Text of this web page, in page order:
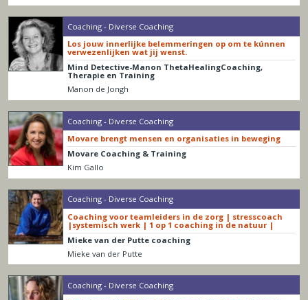
Coaching - Diverse Coaching
Los jouw innerlijke belemmeringen op om te kúnnen
verwezenlijken wat jij wenst.
Mind Detective-Manon ThetaHealingCoaching,
Therapie en Training
Manon de Jongh
Coaching - Diverse Coaching
Movare brengt mensen en organisaties in beweging
Movare Coaching & Training
Kim Gallo
Coaching - Diverse Coaching
Coaching voor teamleiders in de zorg | stresscoach
|systemisch werk | 1 op 1 coaching in de natuur |
Mieke van der Putte coaching
Mieke van der Putte
Coaching - Diverse Coaching